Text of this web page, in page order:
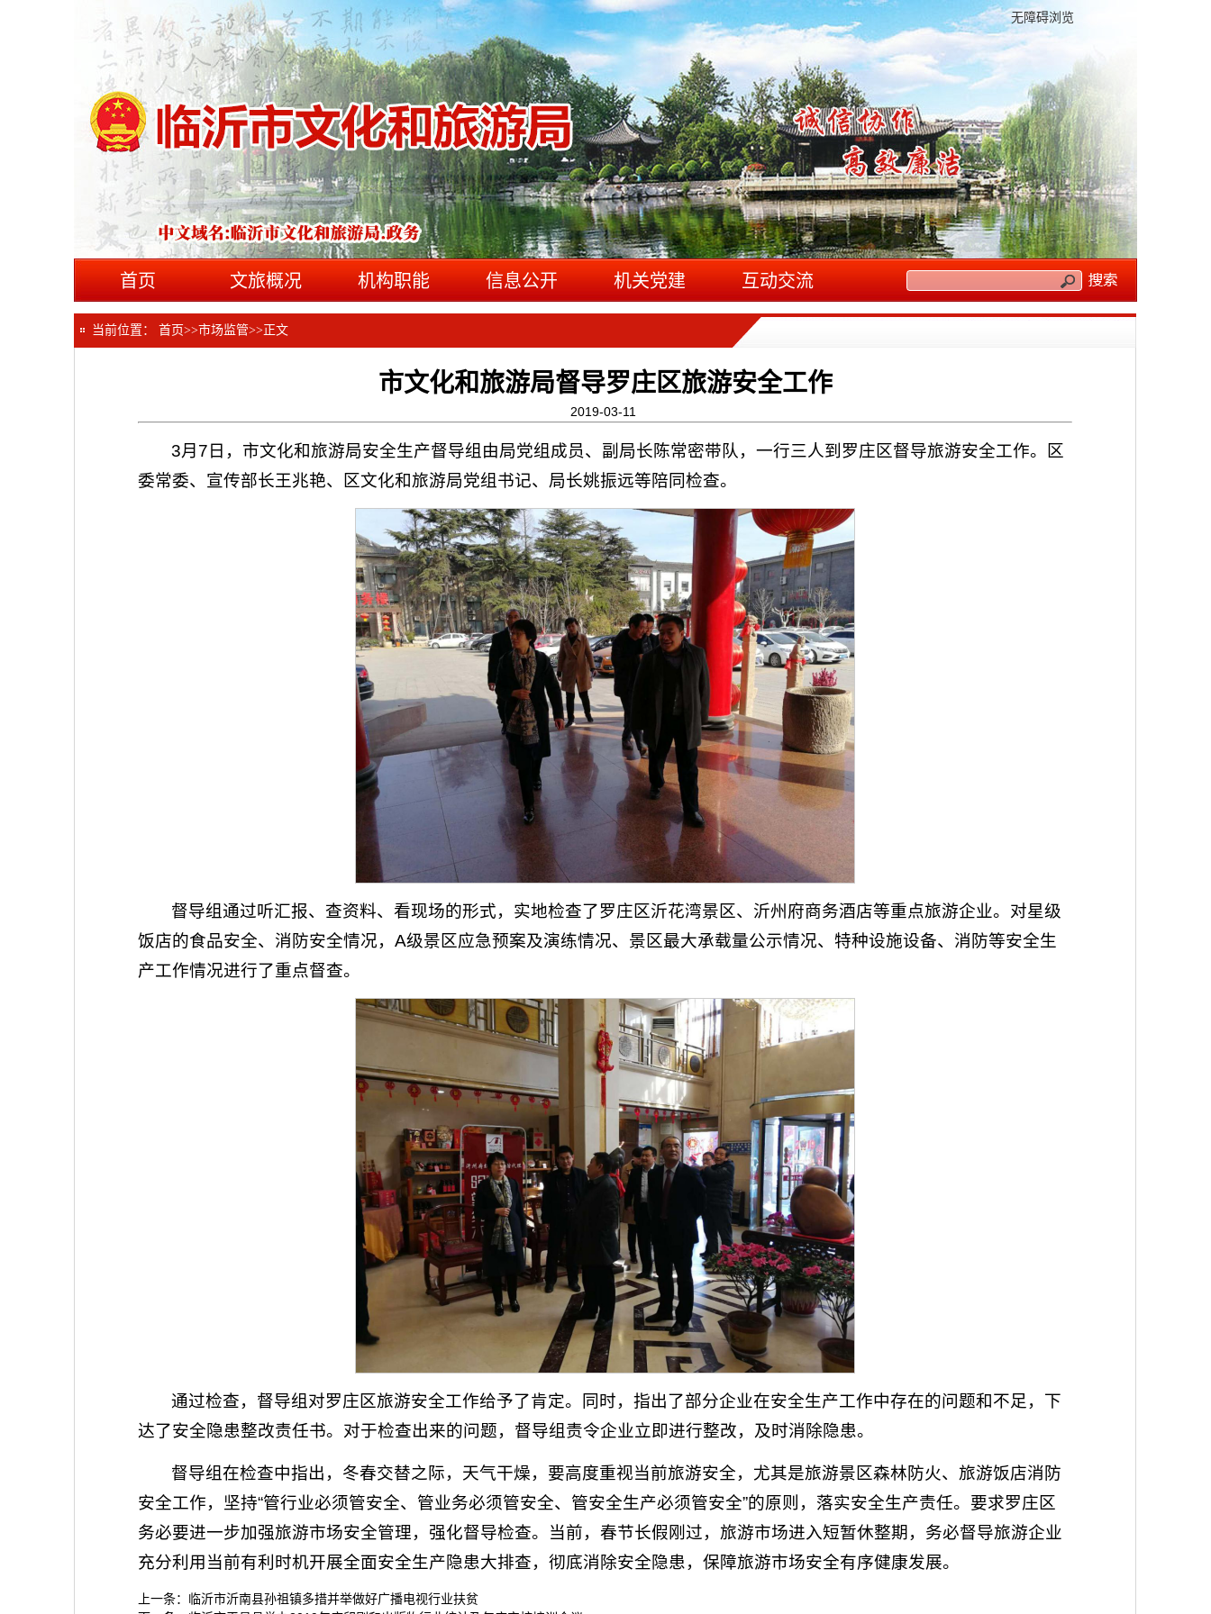
无障碍浏览
首页 文旅概况 机构职能 信息公开 机关党建 互动交流
当前位置： 首页>>市场监管>> 正文
市文化和旅游局督导罗庄区旅游安全工作
2019-03-11
3月7日，市文化和旅游局安全生产督导组由局党组成员、副局长陈常密带队，一行三人到罗庄区督导旅游安全工作。区
委常委、宣传部长王兆艳、区文化和旅游局党组书记、局长姚振远等陪同检查。
督导组通过听汇报、查资料、看现场的形式，实地检查了罗庄区沂花湾景区、沂州府商务酒店等重点旅游企业。对星级
饭店的食品安全、消防安全情况，A级景区应急预案及演练情况、景区最大承载量公示情况、特种设施设备、消防等安全生
产工作情况进行了重点督查。
通过检查，督导组对罗庄区旅游安全工作给予了肯定。同时，指出了部分企业在安全生产工作中存在的问题和不足，下
达了安全隐患整改责任书。对于检查出来的问题，督导组责令企业立即进行整改，及时消除隐患。
督导组在检查中指出，冬春交替之际，天气干燥，要高度重视当前旅游安全，尤其是旅游景区森林防火、旅游饭店消防
安全工作，坚持“管行业必须管安全、管业务必须管安全、管安全生产必须管安全”的原则，落实安全生产责任。要求罗庄区
务必要进一步加强旅游市场安全管理，强化督导检查。当前，春节长假刚过，旅游市场进入短暂休整期，务必督导旅游企业
充分利用当前有利时机开展全面安全生产隐患大排查，彻底消除安全隐患，保障旅游市场安全有序健康发展。
上一条： 临沂市沂南县孙祖镇多措并举做好广播电视行业扶贫